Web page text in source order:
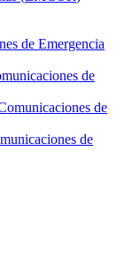
de Emergencia
de
de
de